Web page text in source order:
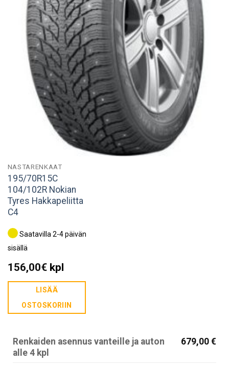
NASTARENKAAT
195/70R15C
104/102R Nokian
Tyres Hakkapeliitta
C4
Saatavilla 2-4 päivän
sisällä
156,00€kpl
LISÄÄ
OSTOSKORIIN
Renkaiden asennus vanteille ja auton
alle 4 kpl
679,00 €